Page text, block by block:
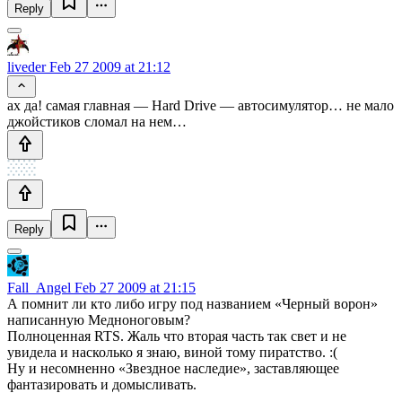
Reply
livederFeb 27 2009 at 21:12
ах да! самая главная — Hard Drive — автосимулятор… не мало
джойстиков сломал на нем…
Reply
Fall_Angel Feb 27 2009 at 21:15
А помнит ли кто либо игру под названием «Черный ворон»
написанную Медноноговым?
Полноценная RTS. Жаль что вторая часть так свет и не
увидела и насколько я знаю, виной тому пиратство. :(
Ну и несомненно «Звездное наследие», заставляющее
фантазировать и домысливать.